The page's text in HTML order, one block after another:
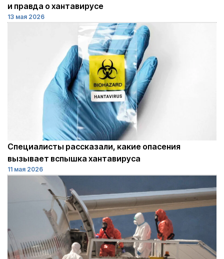
13 мая 2026
и правда о хантавирусе
11 мая 2026
Специалисты рассказали, какие опасения
вызывает вспышка хантавируса